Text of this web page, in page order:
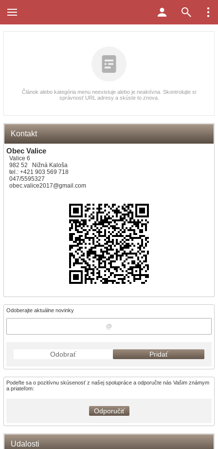
Kontakt
Obec Valice
Valice 6
982 52 Nižná Kaloša
tel.: +421 903 569 718
047/5595327
obec.valice2017@gmail.com
Odoberajte aktuálne novinky
Odobrať Pridať
Podeľte sa o pozitívnu skúsenosť z našej spolupráce a odporučte nás Vašim známym
a priateľom:
Odporučiť
Udalosti
Článok alebo kategória menu neexistuje alebo je neaktívna. Skontrolujte si
správnosť URL adresy a skúste to znova.